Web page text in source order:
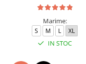
Marime:
S M L XL
IN STOC